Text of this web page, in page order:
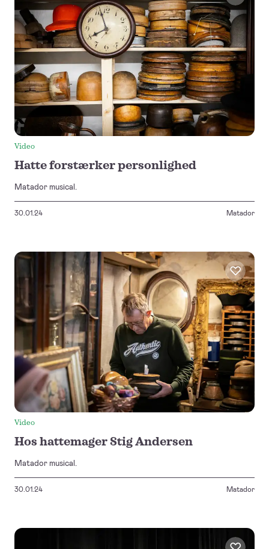
Video
Hatte forstærker personlighed
Matador musical.
30.01.24 Matador
Video
Hos hattemager Stig Andersen
Matador musical.
30.01.24 Matador